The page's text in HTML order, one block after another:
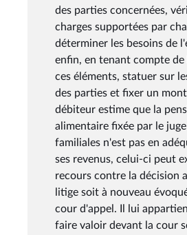
des parties concernées,
charges supportées par
déterminer les besoins de
enfin, en tenant compte de
ces éléments, statuer sur
des parties et fixer un
débiteur estime que la
alimentaire fixée par le
familiales n'est pas en
ses revenus, celui-ci peut
recours contre la décision
litige soit à nouveau
cour d'appel. Il lui
faire valoir devant la cour